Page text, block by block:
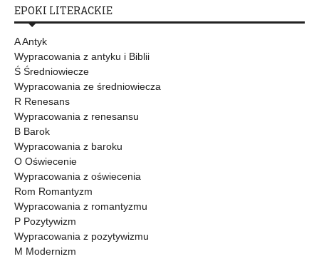
EPOKI LITERACKIE
A Antyk
Wypracowania z antyku i Biblii
Ś Średniowiecze
Wypracowania ze średniowiecza
R Renesans
Wypracowania z renesansu
B Barok
Wypracowania z baroku
O Oświecenie
Wypracowania z oświecenia
Rom Romantyzm
Wypracowania z romantyzmu
P Pozytywizm
Wypracowania z pozytywizmu
M Modernizm